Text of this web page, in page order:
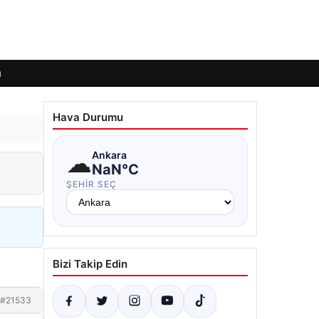
#21533
Hava Durumu
☁Ankara
NaN°C
ŞEHIR SEÇ
Bizi Takip Edin